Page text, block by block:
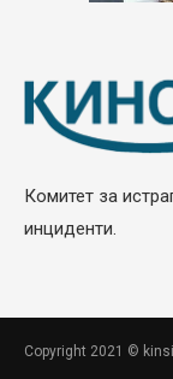
Комитет за
инциденти.
Copyright 2021 ©